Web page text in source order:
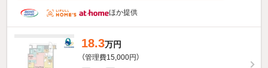
ほか提供
18.3万円
（管理費15,000円）